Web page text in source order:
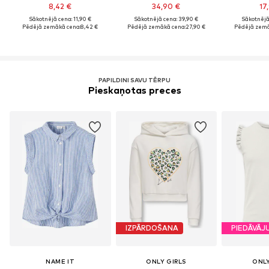
8,42 €
Sākotnējā cena: 11,90 €
Pēdējā zemākā cena:8,42 €
34,90 €
Sākotnējā cena: 39,90 €
Pēdējā zemākā cena:27,90 €
Sākotnējā
Pēdējā
PAPILDINI SAVU TĒRPU
Pieskaņotas preces
NAME IT
IZPĀRDOŠANA
ONLY GIRLS